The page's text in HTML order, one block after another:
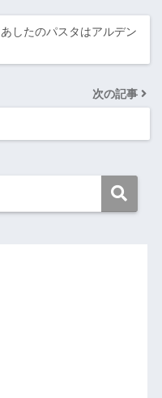
したのパスタはアルデン
次の記事